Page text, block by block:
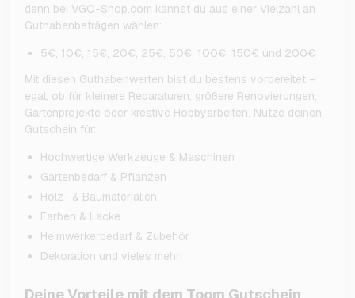
denn bei VGO-Shop.com kannst du aus einer Vielzahl an
Guthabenbeträgen wählen:
5€, 10€, 15€, 20€, 25€, 50€, 100€, 150€ und 200€
Mit diesen Guthabenwerten bist du bestens vorbereitet –
egal, ob für kleinere Reparaturen, größere Renovierungen,
Gartenprojekte oder kreative Hobbyarbeiten. Nutze deinen
Gutschein für:
Hochwertige Werkzeuge & Maschinen
Gartenbedarf & Pflanzen
Holz- & Baumaterialien
Farben & Lacke
Heimwerkerbedarf & Zubehör
Dekoration und vieles mehr!
Deine Vorteile mit dem Toom Gutschein